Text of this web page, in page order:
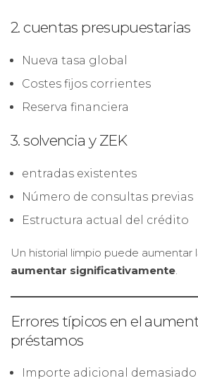
2. cuentas presupuestarias
Nueva tasa global
Costes fijos corrientes
Reserva financiera
3. solvencia y ZEK
entradas existentes
Número de consultas previas
Estructura actual del crédito
Un historial limpio puede aumentar
aumentar significativamente
Errores típicos en el
préstamos
Importe adicional